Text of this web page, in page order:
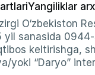
Yangiliklar
O‘zbekiston
sanasida
keltirishga,
yoki “Daryo”